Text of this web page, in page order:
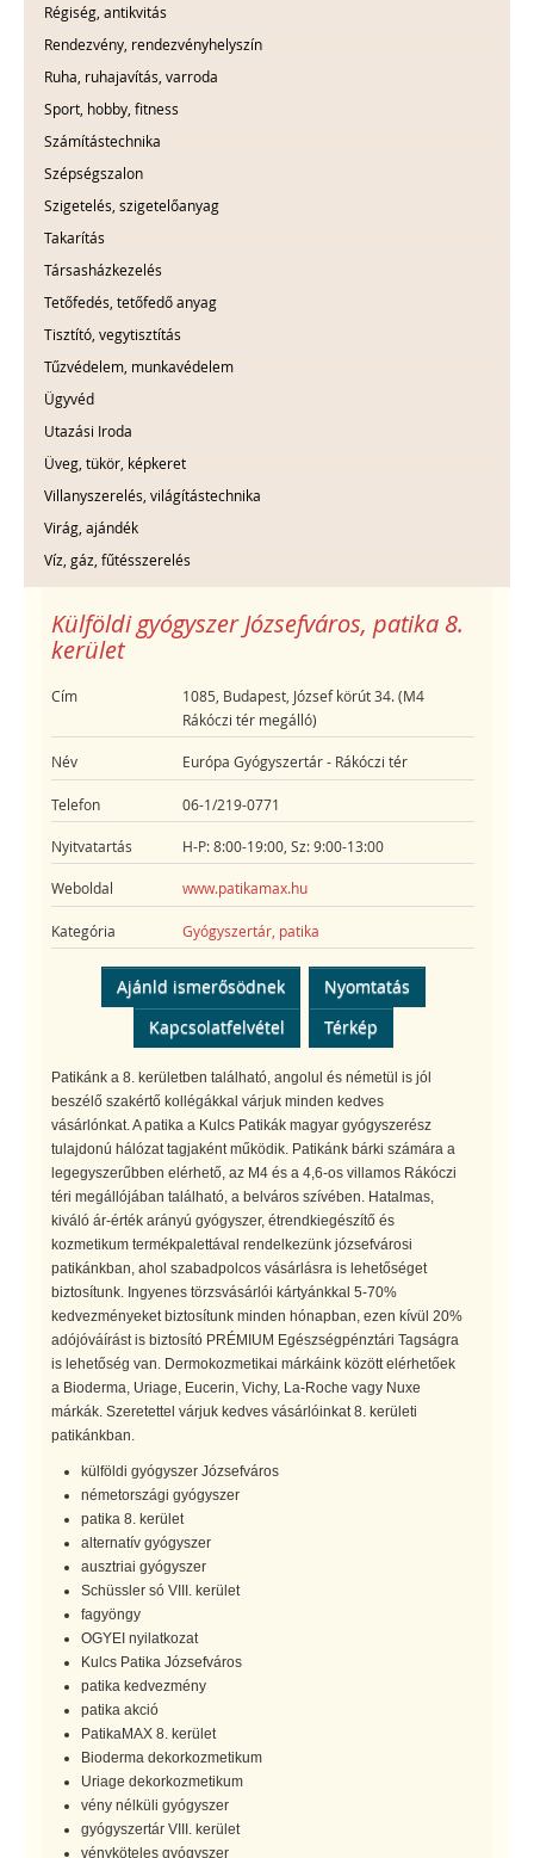
Régiség, antikvitás
Rendezvény, rendezvényhelyszín
Ruha, ruhajavítás, varroda
Sport, hobby, fitness
Számítástechnika
Szépségszalon
Szigetelés, szigetelőanyag
Takarítás
Társasházkezelés
Tetőfedés, tetőfedő anyag
Tisztító, vegytisztítás
Tűzvédelem, munkavédelem
Ügyvéd
Utazási Iroda
Üveg, tükör, képkeret
Villanyszerelés, világítástechnika
Virág, ajándék
Víz, gáz, fűtésszerelés
Külföldi gyógyszer Józsefváros, patika 8.
kerület
Cím
1085, Budapest, József körút 34. (M4
Rákóczi tér megálló)
Név Európa Gyógyszertár - Rákóczi tér
Telefon 06-1/219-0771
Nyitvatartás H-P: 8:00-19:00, Sz: 9:00-13:00
Weboldal www.patikamax.hu
Kategória Gyógyszertár, patika
Ajánld ismerősödnek
Nyomtatás
Kapcsolatfelvétel
Térkép
Patikánk a 8. kerületben található, angolul és németül is jól
beszélő szakértő kollégákkal várjuk minden kedves
vásárlónkat. A patika a Kulcs Patikák magyar gyógyszerész
tulajdonú hálózat tagjaként működik. Patikánk bárki számára a
legegyszerűbben elérhető, az M4 és a 4,6-os villamos Rákóczi
téri megállójában található, a belváros szívében. Hatalmas,
kiváló ár-érték arányú gyógyszer, étrendkiegészítő és
kozmetikum termékpalettával rendelkezünk józsefvárosi
patikánkban, ahol szabadpolcos vásárlásra is lehetőséget
biztosítunk. Ingyenes törzsvásárlói kártyánkkal 5-70%
kedvezményeket biztosítunk minden hónapban, ezen kívül 20%
adójóváírást is biztosító PRÉMIUM Egészségpénztári Tagságra
is lehetőség van. Dermokozmetikai márkáink között elérhetőek
a Bioderma, Uriage, Eucerin, Vichy, La-Roche vagy Nuxe
márkák. Szeretettel várjuk kedves vásárlóinkat 8. kerületi
patikánkban.
külföldi gyógyszer Józsefváros
németországi gyógyszer
patika 8. kerület
alternatív gyógyszer
ausztriai gyógyszer
Schüssler só VIII. kerület
fagyöngy
OGYEI nyilatkozat
Kulcs Patika Józsefváros
patika kedvezmény
patika akció
PatikaMAX 8. kerület
Bioderma dekorkozmetikum
Uriage dekorkozmetikum
vény nélküli gyógyszer
gyógyszertár VIII. kerület
vényköteles gyógyszer